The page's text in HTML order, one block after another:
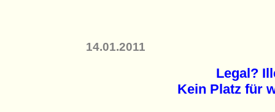
14.01.2011
Legal?
Kein Platz für